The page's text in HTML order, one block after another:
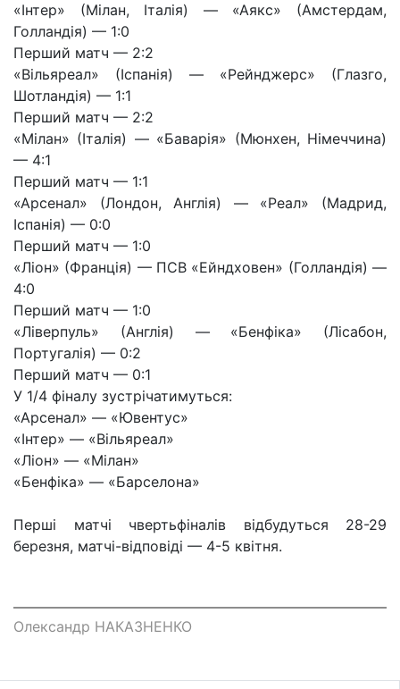
«Інтер» (Мілан, Італія) — «Аякс» (Амстердам,
Голландія) — 1:0
Перший матч — 2:2
«Вільяреал» (Іспанія) — «Рейнджерс» (Глазго,
Шотландія) — 1:1
Перший матч — 2:2
«Мілан» (Італія) — «Баварія» (Мюнхен, Німеччина)
— 4:1
Перший матч — 1:1
«Арсенал» (Лондон, Англія) — «Реал» (Мадрид,
Іспанія) — 0:0
Перший матч — 1:0
«Ліон» (Франція) — ПСВ «Ейндховен» (Голландія) —
4:0
Перший матч — 1:0
«Ліверпуль» (Англія) — «Бенфіка» (Лісабон,
Португалія) — 0:2
Перший матч — 0:1
У 1/4 фіналу зустрічатимуться:
«Арсенал» — «Ювентус»
«Інтер» — «Вільяреал»
«Ліон» — «Мілан»
«Бенфіка» — «Барселона»
Перші матчі чвертьфіналів відбудуться 28-29
березня, матчі-відповіді — 4-5 квітня.
Олександр НАКАЗНЕНКО